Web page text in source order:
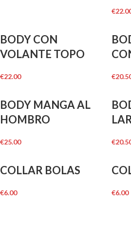
€
BODY CON
VOLANTE TOPO
€22.00 €
BODY MANGA AL
HOMBRO
€25.00 €
COLLAR BOLAS
€6.00 €6.00